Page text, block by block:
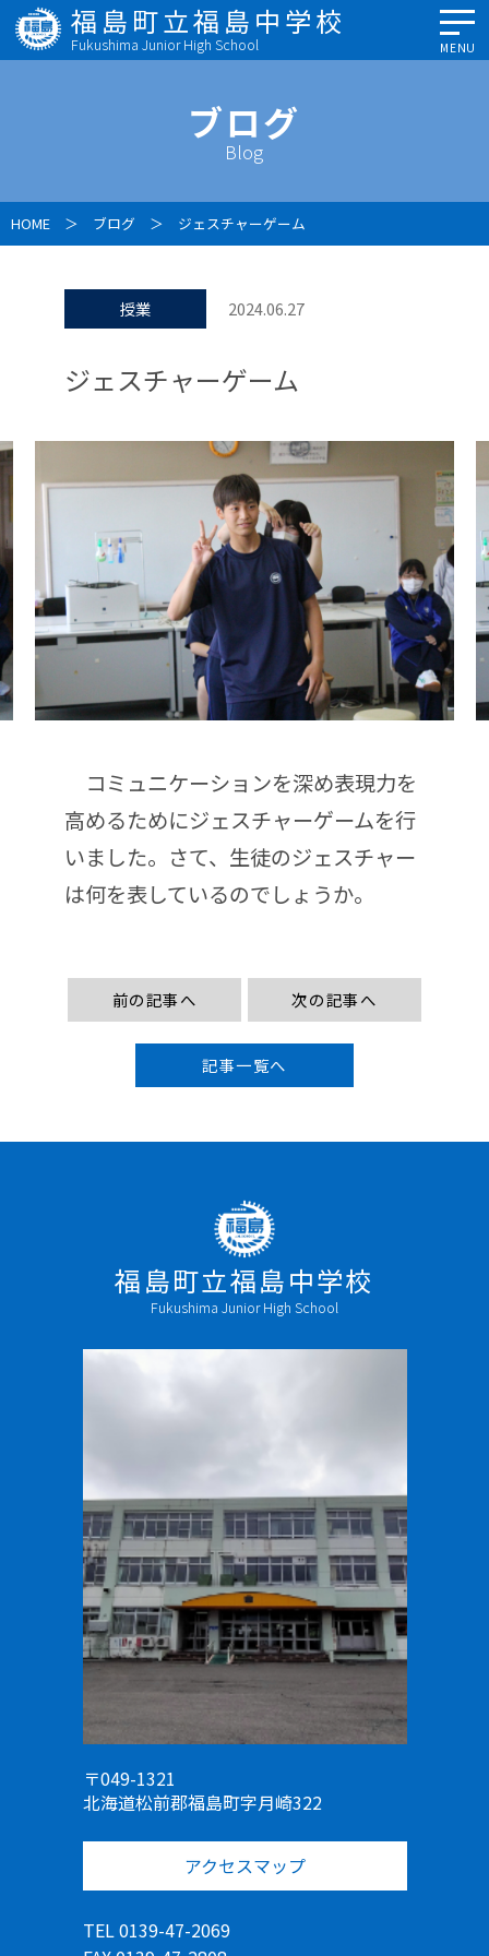
福島町立福島中学校
Fukushima Junior High School MENU
ブログ
Blog
HOME ＞ ブログ ＞ ジェスチャーゲーム
授業 2024.06.27
ジェスチャーゲーム
コミュニケーションを深め表現力を
高めるためにジェスチャーゲームを行
いました。さて、生徒のジェスチャー
は何を表しているのでしょうか。
前の記事へ 次の記事へ
記事一覧へ
福島町立福島中学校
Fukushima Junior High School
〒049-1321
北海道松前郡福島町字月崎322
アクセスマップ
TEL 0139-47-2069